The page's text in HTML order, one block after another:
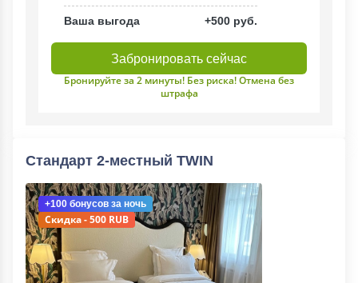
Ваша выгода +500 руб.
Забронировать сейчас
Бронируйте за 2 минуты! Без риска! Отмена без
штрафа
Стандарт 2-местный TWIN
+100 бонусов за ночь
Скидка - 500 RUB